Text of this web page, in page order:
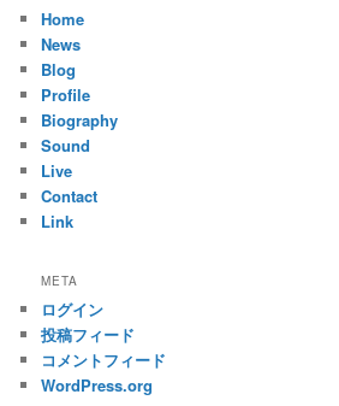
Home
News
Blog
Profile
Biography
Sound
Live
Contact
Link
META
ログイン
投稿フィード
コメントフィード
WordPress.org